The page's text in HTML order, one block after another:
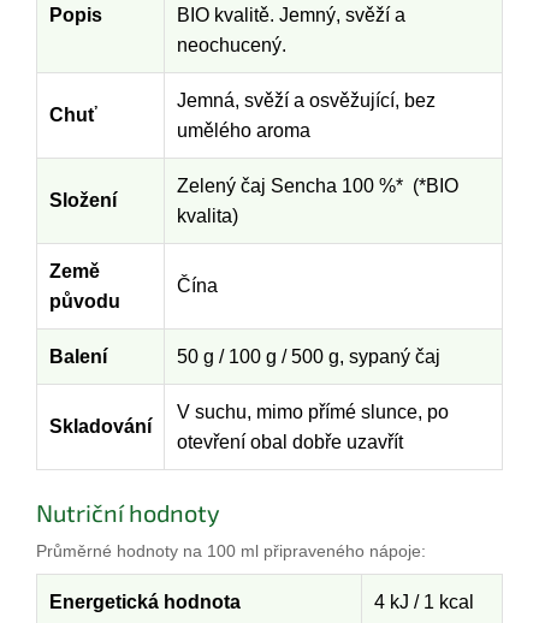
Popis
BIO kvalitě. Jemný, svěží a
neochucený.
Chuť
Jemná, svěží a osvěžující, bez
umělého aroma
Složení
Zelený čaj Sencha 100 %* (*BIO
kvalita)
Země
původu
Čína
Balení 50 g / 100 g / 500 g, sypaný čaj
Skladování
V suchu, mimo přímé slunce, po
otevření obal dobře uzavřít
Nutriční hodnoty
Průměrné hodnoty na 100 ml připraveného nápoje:
Energetická hodnota 4 kJ / 1 kcal